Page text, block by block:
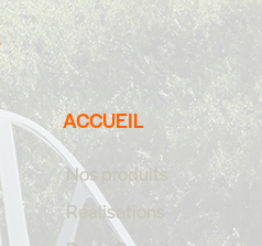
ACCUEIL
Nos produits
Réalisations